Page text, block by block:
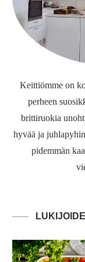
Keittiömme on
perheen
brittiruokia
hyvää ja
pidemmän